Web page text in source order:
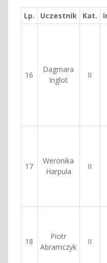
Lp. Uczestnik Kat.
16
Dagmara
Inglot
II
17
Weronika
Harpula
II
18
Piotr
Abramczyk
II